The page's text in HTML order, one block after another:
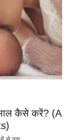
कैसे करें? (A